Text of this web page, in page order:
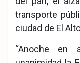
transporte
ciudad de El
“Anoche en